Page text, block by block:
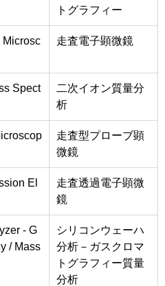
トグラフィー
Microsc
走査電子顕微鏡
Spect
二次イオン質量分
析
走査型プローブ顕
微鏡
El
走査透過電子顕微
鏡
- G
/ Mass
シリコンウェーハ
分析－ガスクロマ
トグラフィー質量
分析